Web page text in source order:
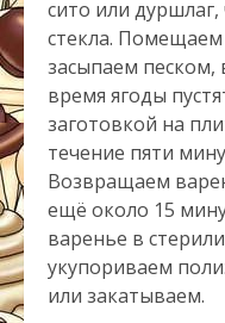
сито или
стекла.
засыпаем песком,
время ягоды
заготовкой на
течение пяти
Возвращаем
ещё около 15
варенье в
укупориваем
или закатываем.